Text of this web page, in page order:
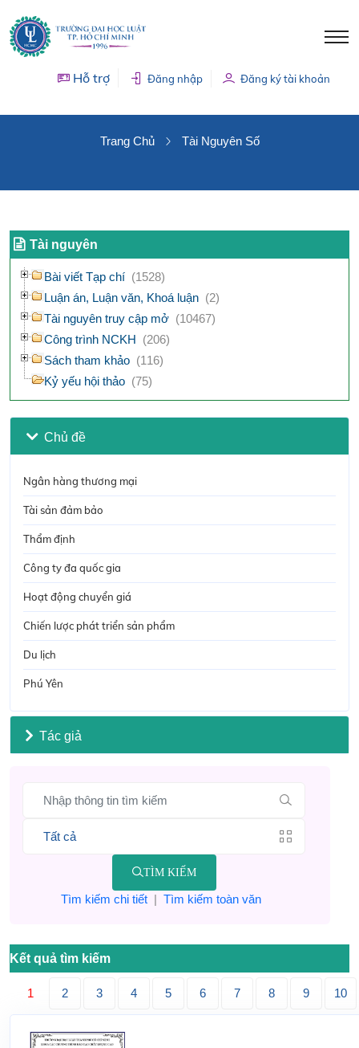
Hỗ trợ Đăng nhập Đăng ký tài khoản
Trang Chủ Tài Nguyên Số
Tài nguyên
Bài viết Tạp chí (1528)
Luận án, Luận văn, Khoá luận (2)
Tài nguyên truy cập mở (10467)
Công trình NCKH (206)
Sách tham khảo (116)
Kỷ yếu hội thảo (75)
Chủ đề
Ngân hàng thương mại
Tài sản đảm bảo
Thẩm định
Công ty đa quốc gia
Hoạt động chuyển giá
Chiến lược phát triển sản phẩm
Du lịch
Phú Yên
Tác giả
TÌM KIẾM
Tìm kiếm chi tiết| Tìm kiếm toàn văn
Kết quả tìm kiếm
1 2 3 4 5 6 7 8 9 10